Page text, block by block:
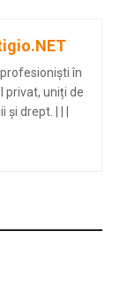
în
privat, uniți de
și drept. | | |